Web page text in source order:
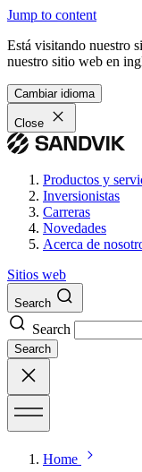
Jump to content
Está visitando nuestro
nuestro sitio web en
Cambiar idioma
Close
Productos y
Inversionistas
Carreras
Novedades
Acerca de
Sitios web
Search
Search
Search
Home